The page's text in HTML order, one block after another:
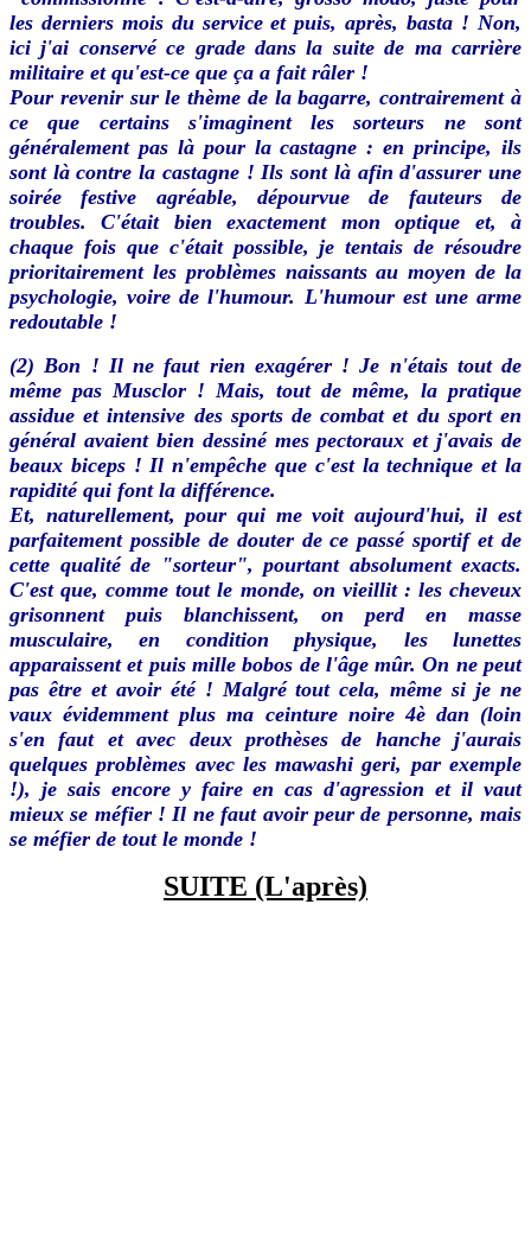
les derniers mois du service et puis, après, basta ! Non,
ici j'ai conservé ce grade dans la suite de ma carrière
militaire et qu'est-ce que ça a fait râler !
Pour revenir sur le thème de la bagarre, contrairement à
ce que certains s'imaginent les sorteurs ne sont
généralement pas là pour la castagne : en principe, ils
sont là contre la castagne ! Ils sont là afin d'assurer une
soirée festive agréable, dépourvue de fauteurs de
troubles. C'était bien exactement mon optique et, à
chaque fois que c'était possible, je tentais de résoudre
prioritairement les problèmes naissants au moyen de la
psychologie, voire de l'humour. L'humour est une arme
redoutable !
(2) Bon ! Il ne faut rien exagérer ! Je n'étais tout de
même pas Musclor ! Mais, tout de même, la pratique
assidue et intensive des sports de combat et du sport en
général avaient bien dessiné mes pectoraux et j'avais de
beaux biceps ! Il n'empêche que c'est la technique et la
rapidité qui font la différence.
Et, naturellement, pour qui me voit aujourd'hui, il est
parfaitement possible de douter de ce passé sportif et de
cette qualité de "sorteur", pourtant absolument exacts.
C'est que, comme tout le monde, on vieillit : les cheveux
grisonnent puis blanchissent, on perd en masse
musculaire, en condition physique, les lunettes
apparaissent et puis mille bobos de l'âge mûr. On ne peut
pas être et avoir été ! Malgré tout cela, même si je ne
vaux évidemment plus ma ceinture noire 4è dan (loin
s'en faut et avec deux prothèses de hanche j'aurais
quelques problèmes avec les mawashi geri, par exemple
!), je sais encore y faire en cas d'agression et il vaut
mieux se méfier ! Il ne faut avoir peur de personne, mais
se méfier de tout le monde !
SUITE (L'après)